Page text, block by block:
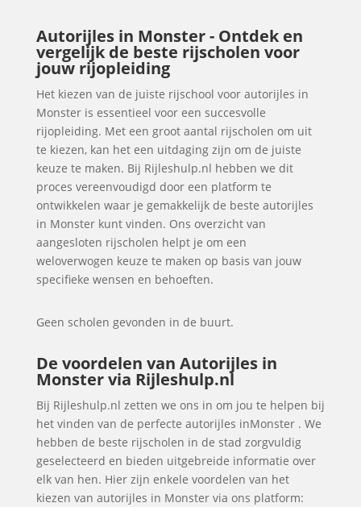
Autorijles in Monster - Ontdek en
vergelijk de beste rijscholen voor
jouw rijopleiding
Het kiezen van de juiste rijschool voor autorijles in
Monster is essentieel voor een succesvolle
rijopleiding. Met een groot aantal rijscholen om uit
te kiezen, kan het een uitdaging zijn om de juiste
keuze te maken. Bij Rijleshulp.nl hebben we dit
proces vereenvoudigd door een platform te
ontwikkelen waar je gemakkelijk de beste autorijles
in Monster kunt vinden. Ons overzicht van
aangesloten rijscholen helpt je om een
weloverwogen keuze te maken op basis van jouw
specifieke wensen en behoeften.
Geen scholen gevonden in de buurt.
De voordelen van Autorijles in
Monster via Rijleshulp.nl
Bij Rijleshulp.nl zetten we ons in om jou te helpen bij
het vinden van de perfecte autorijles inMonster . We
hebben de beste rijscholen in de stad zorgvuldig
geselecteerd en bieden uitgebreide informatie over
elk van hen. Hier zijn enkele voordelen van het
kiezen van autorijles in Monster via ons platform: